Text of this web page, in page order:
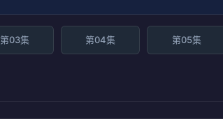
第03集 第04集 第05集